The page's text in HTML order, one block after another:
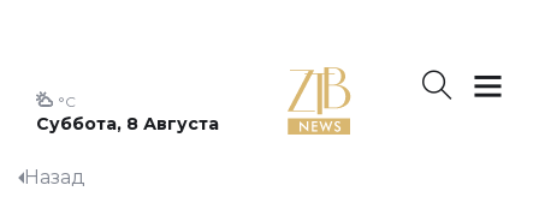
Суббота, 8 Августа
°C
Назад